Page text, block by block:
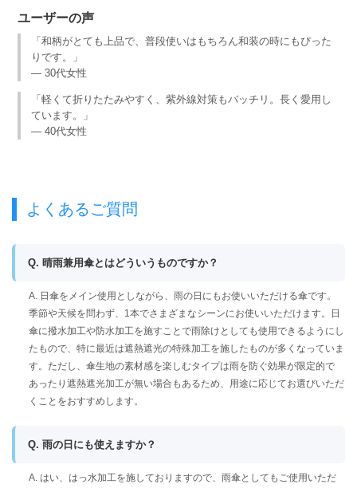
ユーザーの声
「和柄がとても上品で、普段使いはもちろん和装の時にもぴった
りです。」
— 30代女性
「軽くて折りたたみやすく、紫外線対策もバッチリ。長く愛用し
ています。」
— 40代女性
よくあるご質問
Q. 晴雨兼用傘とはどういうものですか？
A. 日傘をメイン使用としながら、雨の日にもお使いいただける傘です。
季節や天候を問わず、1本でさまざまなシーンにお使いいただけます。日
傘に撥水加工や防水加工を施すことで雨除けとしても使用できるようにし
たもので、特に最近は遮熱遮光の特殊加工を施したものが多くなっていま
す。ただし、傘生地の素材感を楽しむタイプは雨を防ぐ効果が限定的で
あったり遮熱遮光加工が無い場合もあるため、用途に応じてお選びいただ
くことをおすすめします。
Q. 雨の日にも使えますか？
A. はい、はっ水加工を施しておりますので、雨傘としてもご使用いただ